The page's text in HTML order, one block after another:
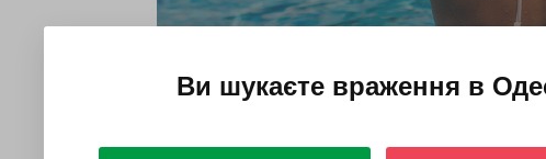
Ви шукаєте враження в